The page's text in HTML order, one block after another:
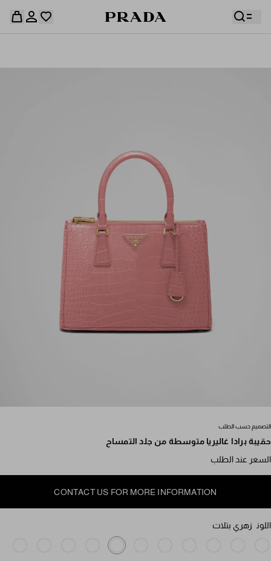
قائمة أمنياتك فارغة. استكشفوا المجموعات، واحفظوا
التصميم حسب الطلب
حقيبة برادا غاليريا متوسطة من جلد التمساح
السعر عند الطلب
CONTACT US FOR MORE INFORMATION
اللون زهري بتلات